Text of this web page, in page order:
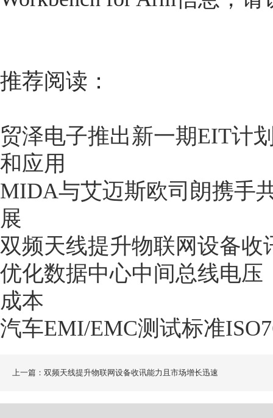
推荐阅读：
贸泽电子推出新一期EIT计
和应用
MIDA与艾迈斯欧司朗携手
展
双频天线提升物联网设备收
优化数据中心中间总线电
成本
汽车EMI/EMC测试标准
上一篇：双频天线提升物联网设备收讯能力且市场增长迅速